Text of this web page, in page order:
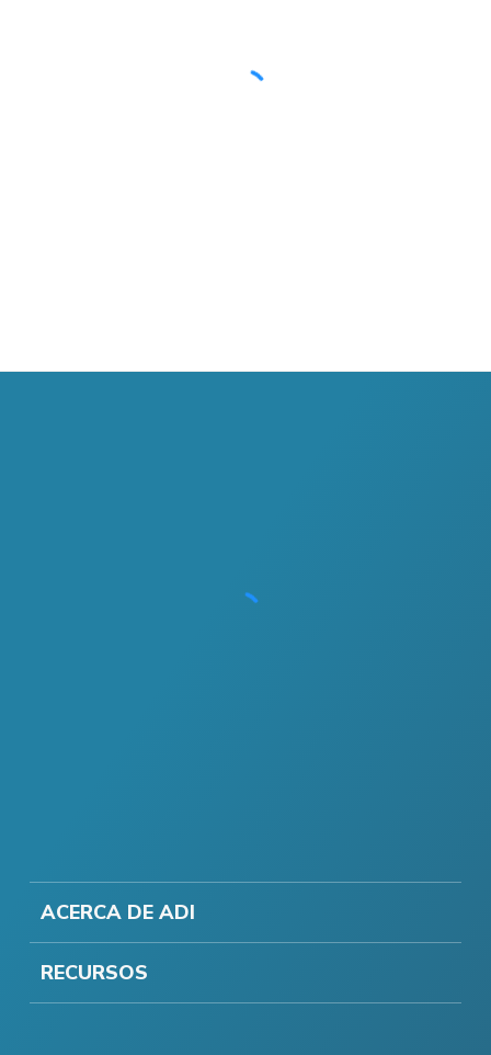
ACERCA DE ADI
RECURSOS